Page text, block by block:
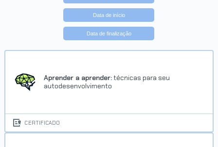
Data de início
Data de finalização
Aprender a aprender:técnicas para seu
autodesenvolvimento
CERTIFICADO